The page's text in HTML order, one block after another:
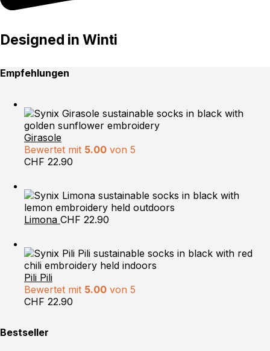
Designed in Winti
Empfehlungen
Girasole
Bewertet mit 5.00 von 5
CHF 22.90
Limona CHF 22.90
Pili Pili
Bewertet mit 5.00 von 5
CHF 22.90
Bestseller